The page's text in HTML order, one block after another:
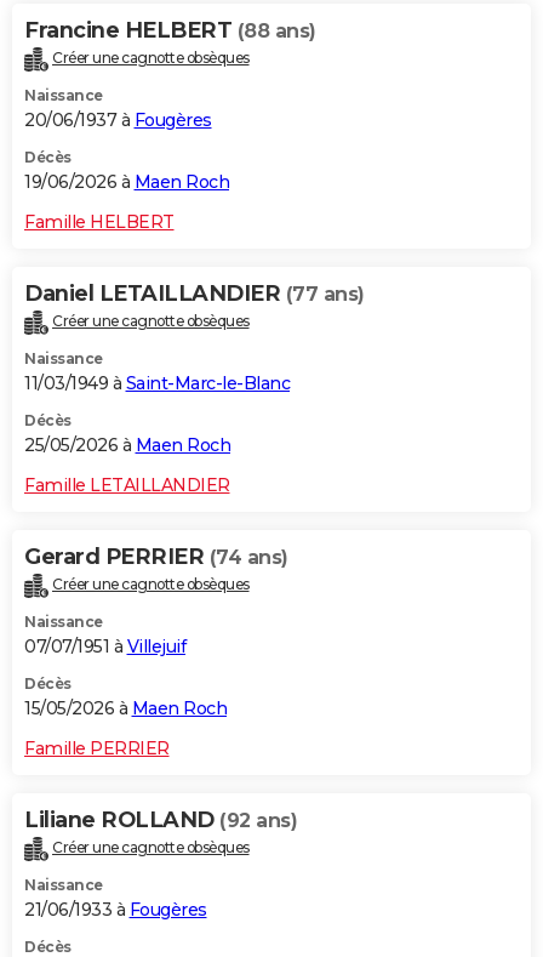
Francine HELBERT (88 ans)
Créer une cagnotte obsèques
Naissance
20/06/1937 à Fougères
Décès
19/06/2026 à Maen Roch
Famille HELBERT
Daniel LETAILLANDIER (77 ans)
Créer une cagnotte obsèques
Naissance
11/03/1949 à Saint-Marc-le-Blanc
Décès
25/05/2026 à Maen Roch
Famille LETAILLANDIER
Gerard PERRIER (74 ans)
Créer une cagnotte obsèques
Naissance
07/07/1951 à Villejuif
Décès
15/05/2026 à Maen Roch
Famille PERRIER
Liliane ROLLAND (92 ans)
Créer une cagnotte obsèques
Naissance
21/06/1933 à Fougères
Décès